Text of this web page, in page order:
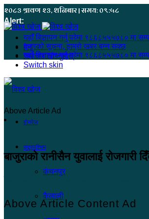
२०८३ श्रावण २३, शनिबार | समय: ०९:५८
Alert:
यहाँ बिज्ञापन गर्नु परेमा ९८६८५५५७८० मा
हजुरको सूचना, हाम्रो खबर बन्न सक्छ
यहाँ बिज्ञापन गर्नु परेमा ९८६८५५५७८० मा
मेनू
समाचार खोज्नुहोस्
Switch skin
होमपेज
सुदूरपश्चिम
कंचनपुर
कैलाली
Above Article Ad
बाजुराको रानीसैन युवालाई रोजगारी
२०८३ बैशाख १५, मंगलवार
Above Article Content Ad